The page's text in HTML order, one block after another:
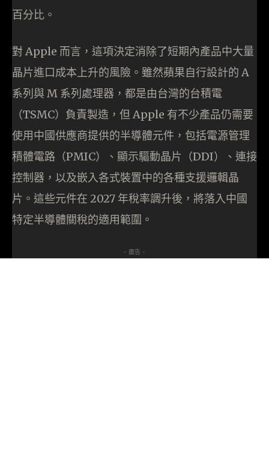
百分比。
對 Apple 而言，這項決定消除了短期內產品中大量
晶片進口成本上升的風險。雖然蘋果自行設計的 A
系列與 M 系列處理器，都是由台灣的台積電
（TSMC）負責製造，但 Apple 有不少產品仍需要
使用中國供應商提供的半導體元件，包括電源管理
積體電路（PMIC）、顯示驅動晶片（DDI）、連接
控制器，以及嵌入各式裝置中的各種支援邏輯晶
片。這些元件在 2027 年稅率調升後，將落入中國
特定半導體關稅的適用範圍。
- 廣告 -